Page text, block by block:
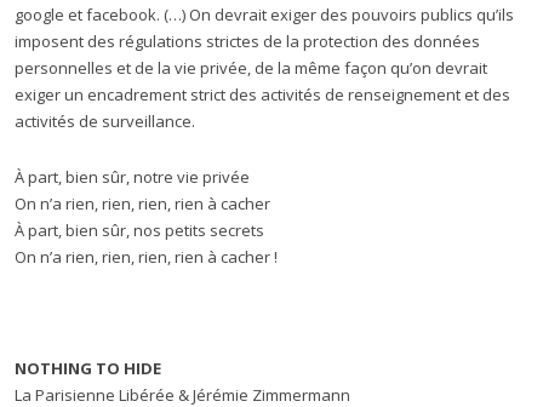
google et facebook. (…) On devrait exiger des pouvoirs publics qu’ils
imposent des régulations strictes de la protection des données
personnelles et de la vie privée, de la même façon qu’on devrait
exiger un encadrement strict des activités de renseignement et des
activités de surveillance.
À part, bien sûr, notre vie privée
On n’a rien, rien, rien, rien à cacher
À part, bien sûr, nos petits secrets
On n’a rien, rien, rien, rien à cacher !
NOTHING TO HIDE
La Parisienne Libérée & Jérémie Zimmermann